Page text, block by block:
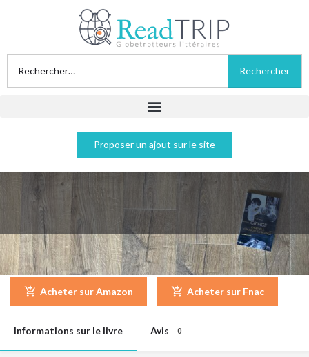
Proposer un ajout sur le site
Ensemble, on aboie en silence - Gringe
Acheter sur Amazon Acheter sur Fnac
Informations sur le livre Avis 0